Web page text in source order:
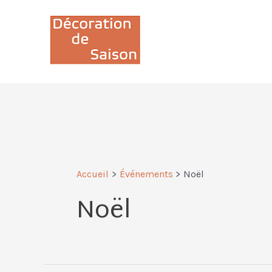
Accueil Événements Noël
Noël